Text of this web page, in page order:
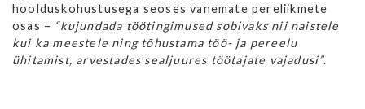
hoolduskohustusega seoses vanemate pereliikmete
osas – “kujundada töötingimused sobivaks nii naistele
kui ka meestele ning tõhustama töö- ja pereelu
ühitamist, arvestades sealjuures töötajate vajadusi”.